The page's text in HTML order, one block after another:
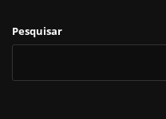
Pesquisar